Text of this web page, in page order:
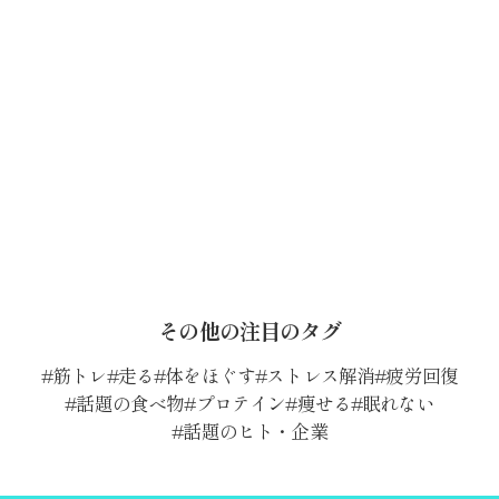
その他の注目のタグ
筋トレ 走る 体をほぐす ストレス解消 疲労回復
話題の食べ物 プロテイン 痩せる 眠れない
話題のヒト・企業